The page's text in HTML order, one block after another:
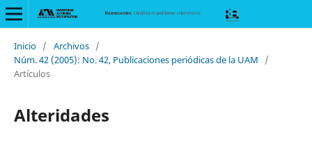
Inicio / Archivos /
Núm. 42 (2005): No. 42, Publicaciones periódicas de la UAM
/
Artículos
Alteridades